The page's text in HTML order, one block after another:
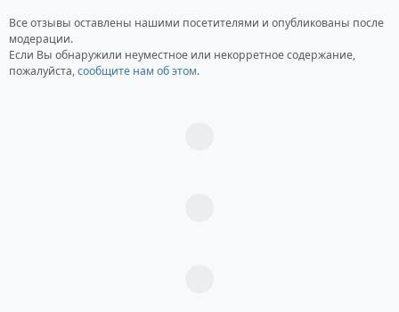
Все отзывы оставлены нашими посетителями и опубликованы после
модерации.
Если Вы обнаружили неуместное или некорретное содержание,
пожалуйста,сообщите нам об этом.